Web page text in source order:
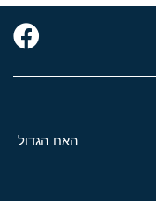
האח הגדול